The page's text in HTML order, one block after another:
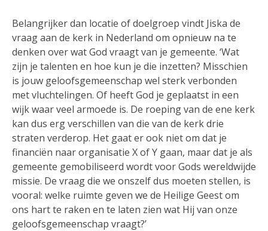
Belangrijker dan locatie of doelgroep vindt Jiska de
vraag aan de kerk in Nederland om opnieuw na te
denken over wat God vraagt van je gemeente. ‘Wat
zijn je talenten en hoe kun je die inzetten? Misschien
is jouw geloofsgemeenschap wel sterk verbonden
met vluchtelingen. Of heeft God je geplaatst in een
wijk waar veel armoede is. De roeping van de ene kerk
kan dus erg verschillen van die van de kerk drie
straten verderop. Het gaat er ook niet om dat je
financiën naar organisatie X of Y gaan, maar dat je als
gemeente gemobiliseerd wordt voor Gods wereldwijde
missie. De vraag die we onszelf dus moeten stellen, is
vooral: welke ruimte geven we de Heilige Geest om
ons hart te raken en te laten zien wat Hij van onze
geloofsgemeenschap vraagt?’